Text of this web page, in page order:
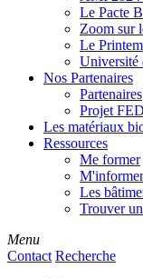
Le Pacte
Zoom sur
Le
Université
Nos Partenaires
Partenaires
Projet
Les matériaux
Ressources
Me former
Les
Trouver
Menu
Contact Recherche